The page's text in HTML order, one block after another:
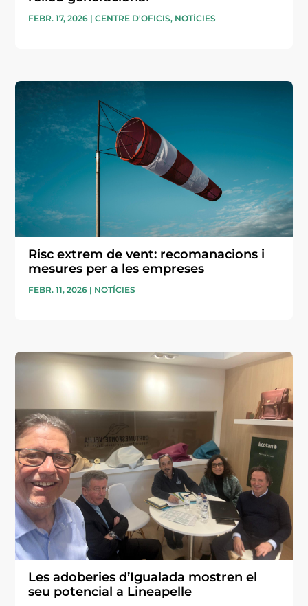
FEBR. 17, 2026 |CENTRE D'OFICIS, NOTÍCIES
Risc extrem de vent: recomanacions i
mesures per a les empreses
FEBR. 11, 2026 | NOTÍCIES
Les adoberies d’Igualada mostren el
seu potencial a Lineapelle